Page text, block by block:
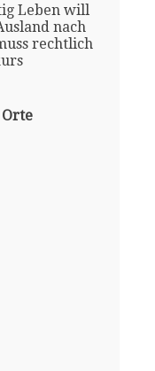
Leben will
nach
rechtlich